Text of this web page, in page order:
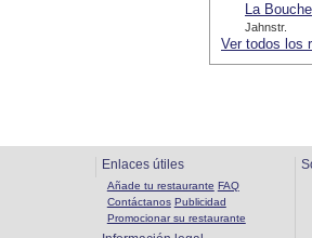
La Bouche
Jahnstr.
Ver todos los
Enlaces útiles
Añade tu restaurante FAQ
Contáctanos Publicidad
Promocionar su restaurante